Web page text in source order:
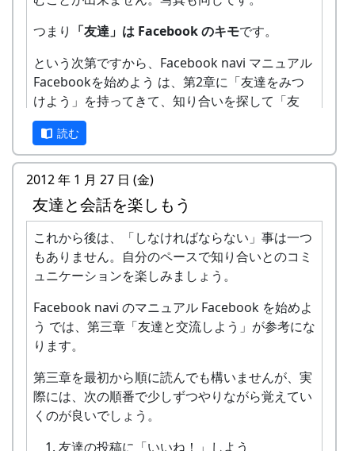
ールを入力しようで詳しく説明されています。
つまり 「友達」は Facebook のキモです。
という次第ですから、Facebook navi マニュアル
Facebookを始めよう は、第2章に「友達をみつ
けよう」を持ってきて、知り合いを探して「友
達」になる方法を非常に詳しく説明しています。
けれども、さしあたって、それを読む必要は（ほ
とんど）ありません。
先ずは、すでに Facebook をやっている知り
合いに「俺も Facebook を始めたぜ」と知ら
せましょう。 連絡手段は何でも良いです。メ
ールでも良いし、口頭でも、携帯電話でもオ
ッケー。
そうすると、その知り合いは Facebook 上で
あなたを見つけて、「友達リクエスト」を送
ってくれる筈です。あなたは「友達リクエス
ト」を承認する
出来ます。
ですから、マニュアルの友達リクエストが届
いたら だけは読んで下さい。これはとても簡
単です。
読む
2012 年 1 月 27 日 (金)
友達と会話を楽しもう
これから後は、「しなければならない」事は一つ
もありません。自分のペースで知り合いとのコミ
ュニケーションを楽しみましょう。
Facebook navi のマニュアル Facebook を始めよ
う では、第三章「友達と交流しよう」が参考にな
ります。
第三章を最初から順に読んでも構いませんが、実
際には、次の順番で少しずつやりながら覚えてい
くのが良いでしょう。
友達の投稿に「いいね！」しよう